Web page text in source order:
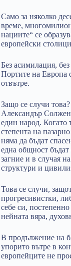
Само за няколко
време,
нациите“ се
европейски
Без асимилация,
Портите на Европа
отвътре.
Защо се случи
Александър
един народ. Когато
степента на
няма да бъдат
една общност бъдат
загние и в случая
структури и
Това се случи,
прогресивистки,
себе си,
нейната вяра,
В продължение на
упорито вътре в
европейците не